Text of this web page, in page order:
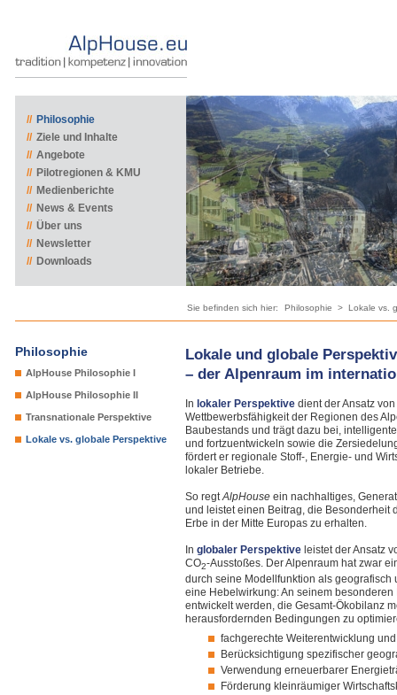
// Philosophie
// Ziele und Inhalte
// Angebote
// Pilotregionen & KMU
// Medienberichte
// News & Events
// Über uns
// Newsletter
// Downloads
Sie befinden sich hier: Philosophie > Lokale vs.
Philosophie
AlpHouse Philosophie I
AlpHouse Philosophie II
Transnationale Perspektive
Lokale vs. globale Perspektive
Lokale und globale
– der Alpenraum im
In lokaler Perspektivedient der Ansatz von
Wettbewerbsfähigkeit der Regionen des
Baubestands und trägt dazu bei,
und fortzuentwickeln sowie die
fördert er regionale Stoff-, Energie- und
lokaler Betriebe.
So regtAlpHouse ein nachhaltiges,
und leistet einen Beitrag, die Besonderheit
Erbe in der Mitte Europas zu erhalten.
In globaler Perspektiveleistet der Ansatz
CO2-Ausstoßes. Der Alpenraum hat zwar
durch seine Modellfunktion als
eine Hebelwirkung: An seinem
entwickelt werden, die Gesamt-Ökobilanz
herausfordernden Bedingungen zu
fachgerechte Weiterentwicklung
Berücksichtigung spezifischer
Verwendung erneuerbarer
Förderung kleinräumiger